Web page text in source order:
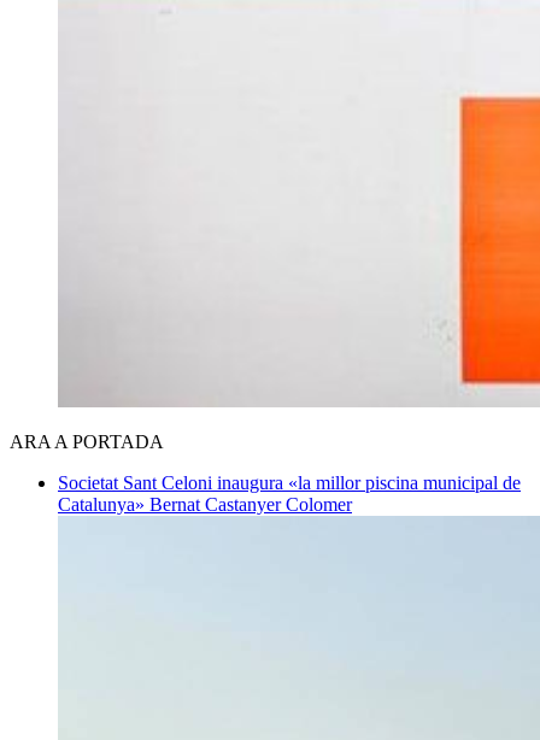
ARA A PORTADA
Societat Sant Celoni inaugura «la millor piscina municipal de
Catalunya» Bernat Castanyer Colomer